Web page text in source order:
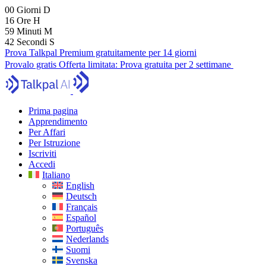
00 Giorni D
16 Ore H
59 Minuti M
40 Secondi S
Prova Talkpal Premium gratuitamente per 14 giorni
Provalo gratis Offerta limitata: Prova gratuita per 2 settimane
Prima pagina
Apprendimento
Per Affari
Per Istruzione
Iscriviti
Accedi
Italiano
English
Deutsch
Français
Español
Português
Nederlands
Suomi
Svenska